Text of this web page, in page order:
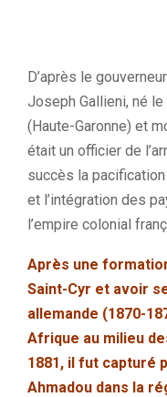
D’après le
Joseph Gallieni, né
(Haute-Garonne) et
était un officier de
succès la
et l’intégration des
l’empire colonial
Après une
Saint-Cyr et avoir
allemande (1870-
Afrique au milieu
1881, il fut capturé
Ahmadou dans la